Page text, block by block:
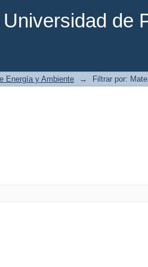
de
Energía y Ambiente → Filtrar por: